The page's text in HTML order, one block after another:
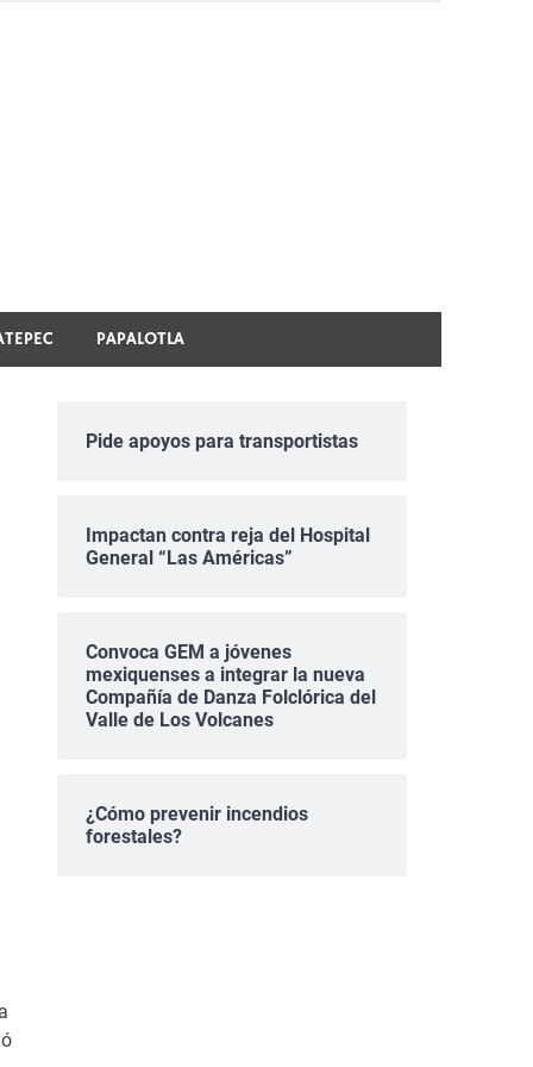
PAPALOTLA
Pide apoyos para transportistas
Impactan contra reja del Hospital
General “Las Américas”
Convoca GEM a jóvenes
mexiquenses a integrar la nueva
Compañía de Danza Folclórica del
Valle de Los Volcanes
¿Cómo prevenir incendios
forestales?